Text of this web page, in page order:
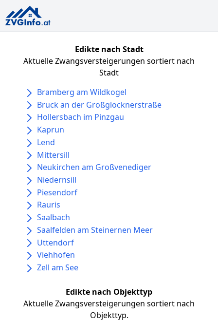
Edikte nach Stadt
Aktuelle Zwangsversteigerungen sortiert nach
Stadt
Bramberg am Wildkogel
Bruck an der Großglocknerstraße
Hollersbach im Pinzgau
Kaprun
Lend
Mittersill
Neukirchen am Großvenediger
Niedernsill
Piesendorf
Rauris
Saalbach
Saalfelden am Steinernen Meer
Uttendorf
Viehhofen
Zell am See
Edikte nach Objekttyp
Aktuelle Zwangsversteigerungen sortiert nach
Objekttyp.